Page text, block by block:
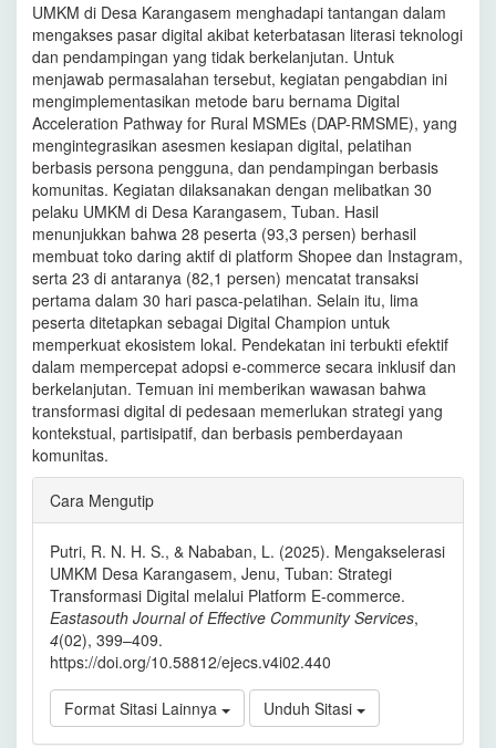
UMKM di Desa Karangasem menghadapi tantangan dalam
mengakses pasar digital akibat keterbatasan literasi teknologi
dan pendampingan yang tidak berkelanjutan. Untuk
menjawab permasalahan tersebut, kegiatan pengabdian ini
mengimplementasikan metode baru bernama Digital
Acceleration Pathway for Rural MSMEs (DAP-RMSME), yang
mengintegrasikan asesmen kesiapan digital, pelatihan
berbasis persona pengguna, dan pendampingan berbasis
komunitas. Kegiatan dilaksanakan dengan melibatkan 30
pelaku UMKM di Desa Karangasem, Tuban. Hasil
menunjukkan bahwa 28 peserta (93,3 persen) berhasil
membuat toko daring aktif di platform Shopee dan Instagram,
serta 23 di antaranya (82,1 persen) mencatat transaksi
pertama dalam 30 hari pasca-pelatihan. Selain itu, lima
peserta ditetapkan sebagai Digital Champion untuk
memperkuat ekosistem lokal. Pendekatan ini terbukti efektif
dalam mempercepat adopsi e-commerce secara inklusif dan
berkelanjutan. Temuan ini memberikan wawasan bahwa
transformasi digital di pedesaan memerlukan strategi yang
kontekstual, partisipatif, dan berbasis pemberdayaan
komunitas.
Rincian
Artikel
Cara Mengutip
Putri, R. N. H. S., & Nababan, L. (2025). Mengakselerasi
UMKM Desa Karangasem, Jenu, Tuban: Strategi
Transformasi Digital melalui Platform E-commerce.
Eastasouth Journal of Effective Community Services,
4(02), 399–409.
https://doi.org/10.58812/ejecs.v4i02.440
Format Sitasi Lainnya Unduh Sitasi